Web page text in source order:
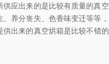
供应出来的是比较有质量的真
养分丧失、色香味变迁等等
供出来的真空烘箱是比较不错